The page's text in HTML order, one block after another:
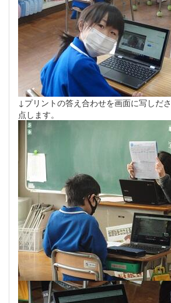
↓プリントの答え合わせを画面に写しだ
点します。